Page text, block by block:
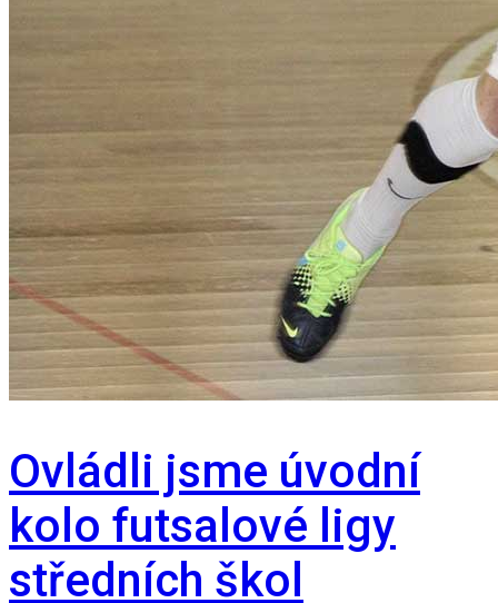
Ovládli jsme úvodní
kolo futsalové ligy
středních škol